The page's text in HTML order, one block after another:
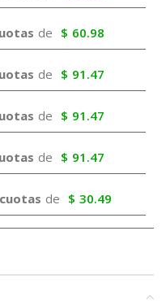
de $ 60.98
de $ 91.47
de $ 91.47
de $ 91.47
de $ 30.49